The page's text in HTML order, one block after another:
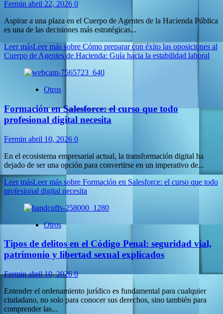
Fermin abril 22, 2026 0
Aspirar a una plaza en el Cuerpo de Agentes de la Hacienda Pública
es una de las decisiones más estratégicas...
Leer másLeer más sobre Cómo preparar con éxito las oposiciones al
Cuerpo de Agentes de Hacienda: Guía hacia la estabilidad laboral
Otros
Formación en Salesforce: el curso que todo
profesional digital necesita
Fermin abril 10, 2026 0
En el ecosistema empresarial actual, la transformación digital ha
dejado de ser una opción para convertirse en un imperativo de...
Leer másLeer más sobre Formación en Salesforce: el curso que todo
profesional digital necesita
Otros
Tipos de delitos en el Código Penal: seguridad vial,
patrimonio y libertad sexual explicados
Ferminabril 10, 20260
Entender el ordenamiento jurídico es fundamental para cualquier
ciudadano, no solo para conocer sus derechos, sino también para
comprender las...